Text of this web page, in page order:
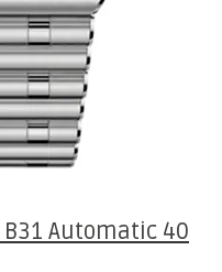
Automatic 40